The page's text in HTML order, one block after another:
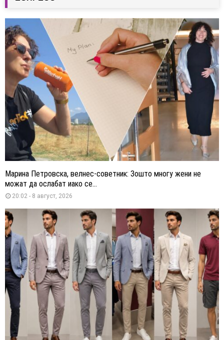
Марина Петровска, велнес-советник: Зошто многу жени не
можат да ослабат иако се...
20:02 - 8 август, 2026